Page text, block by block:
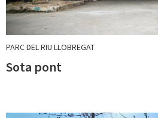
PARC DEL RIU LLOBREGAT
Sota pont